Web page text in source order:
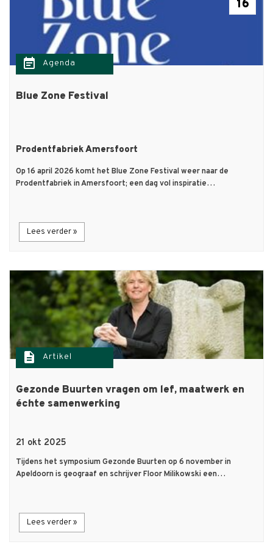
16
event_note Agenda
Blue Zone Festival
Prodentfabriek Amersfoort
Op 16 april 2026 komt het Blue Zone Festival weer naar de
Prodentfabriek in Amersfoort; een dag vol inspiratie…
Lees verder »
description Artikel
Gezonde Buurten vragen om lef, maatwerk en
échte samenwerking
21 okt 2025
Tijdens het symposium Gezonde Buurten op 6 november in
Apeldoorn is geograaf en schrijver Floor Milikowski een…
Lees verder »